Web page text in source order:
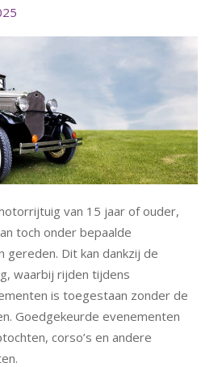
van 15 jaar of ouder,
toch onder bepaalde
Dit kan dankzij de
waarbij rijden tijdens
is toegestaan zonder de
Goedgekeurde evenementen
corso’s en andere